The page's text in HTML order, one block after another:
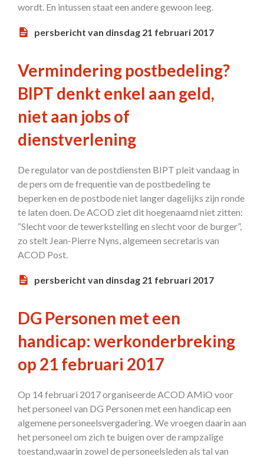
wordt. En intussen staat een andere gewoon leeg.
persbericht van dinsdag 21 februari 2017
Vermindering postbedeling?
BIPT denkt enkel aan geld,
niet aan jobs of
dienstverlening
De regulator van de postdiensten BIPT pleit vandaag in
de pers om de frequentie van de postbedeling te
beperken en de postbode niet langer dagelijks zijn ronde
te laten doen. De ACOD ziet dit hoegenaamd niet zitten:
“Slecht voor de tewerkstelling en slecht voor de burger”,
zo stelt Jean-Pierre Nyns, algemeen secretaris van
ACOD Post.
persbericht van dinsdag 21 februari 2017
DG Personen met een
handicap: werkonderbreking
op 21 februari 2017
Op 14 februari 2017 organiseerde ACOD AMiO voor
het personeel van DG Personen met een handicap een
algemene personeelsvergadering. We vroegen daarin aan
het personeel om zich te buigen over de rampzalige
toestand,waarin zowel de personeelsleden als tal van